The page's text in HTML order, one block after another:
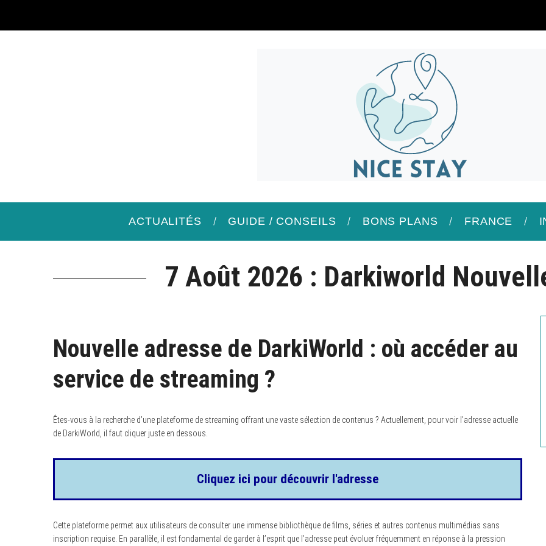
ACTUALITÉS GUIDE / CONSEILS BONS PLANS FRANCE
7 Août 2026 : Darkiworld
Nouvelle adresse de DarkiWorld : où accéder au
service de streaming ?
Êtes-vous à la recherche d’une plateforme de streaming offrant une vaste sélection de contenus ? Actuellement, pour voir l’adresse actuelle
de DarkiWorld, il faut cliquer juste en dessous.
Cliquez ici pour découvrir l'adresse
Cette plateforme permet aux utilisateurs de consulter une immense bibliothèque de films, séries et autres contenus multimédias sans
inscription requise. En parallèle, il est fondamental de garder à l’esprit que l’adresse peut évoluer fréquemment en réponse à la pression